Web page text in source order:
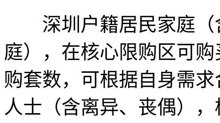
深圳户籍居民家庭（
庭），在核心限购区可
购套数，可根据自身需
人士（含离异、丧偶）